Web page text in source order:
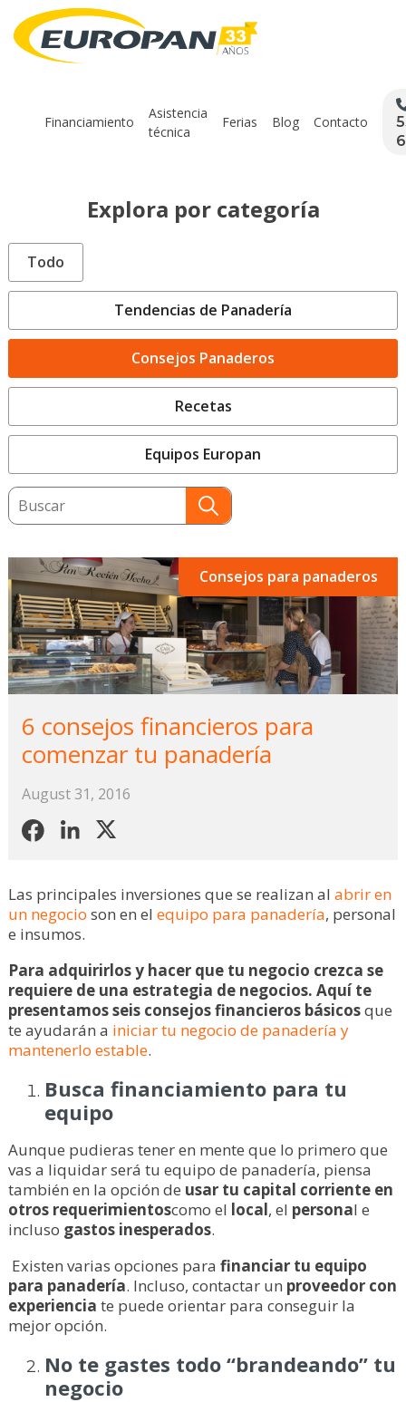
Financiamiento
Asistencia
técnica
Ferias Blog Contacto
Explora por categoría
Todo
Tendencias de Panadería
Consejos Panaderos
Recetas
Equipos Europan
This is a search field with an auto-suggest
Consejos para panaderos
6 consejos financieros para
comenzar tu panadería
August 31, 2016
Las principales inversiones que se realizan al abrir en
un negocio son en el equipo para panadería, personal
e insumos.
Para adquirirlos y hacer que tu negocio crezca se
requiere de una estrategia de negocios. Aquí te
presentamos seis consejos financieros básicosque
te ayudarán a iniciar tu negocio de panadería y
mantenerlo estable.
Busca financiamiento para tu
equipo
Aunque pudieras tener en mente que lo primero que
vas a liquidar será tu equipo de panadería, piensa
también en la opción de usar tu capital corriente en
otros requerimientoscomo el local, el personal e
incluso gastos inesperados.
Existen varias opciones para financiar tu equipo
para panadería. Incluso, contactar un proveedor con
experiencia te puede orientar para conseguir la
mejor opción.
No te gastes todo “brandeando” tu
negocio